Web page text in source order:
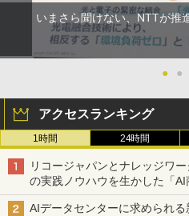
いまさら聞けない、NTTが推
● ●
アクセスランキング
1時間 24時間
リコージャパンとナレッジワ
の実践ノウハウを生かした「
AIデータセンターに求められ